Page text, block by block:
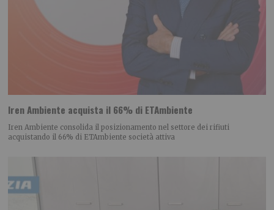
Iren Ambiente acquista il 66% di ETAmbiente
Iren Ambiente consolida il posizionamento nel settore dei rifiuti
acquistando il 66% di ETAmbiente società attiva